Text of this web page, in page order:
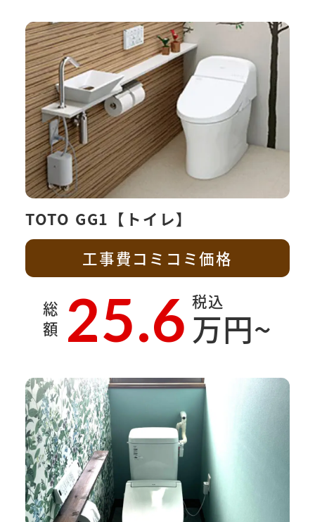
TOTO GG1【トイレ】
工事費コミコミ価格
総
額 25.6 税込
万円~